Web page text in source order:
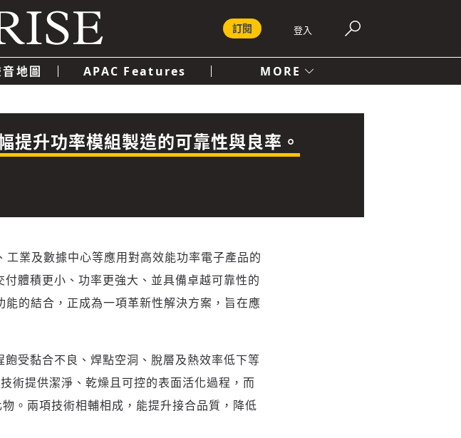
登入
訂閱
地圖 APAC Features MORE
社會
提升功率模組製造的可靠性與良率。
業及數據中心等應用對高效能功率電子產品的
體積更小、功率更強大、並具備卓越可靠性的
的結合，正成為一項革新性解決方案，旨在應
受黏合不良、焊點空洞、脫層及熱效率低下等
術提供潔淨、乾燥且可控的表面活化過程，而
。兩項技術相輔相成，能提升接合品質，降低